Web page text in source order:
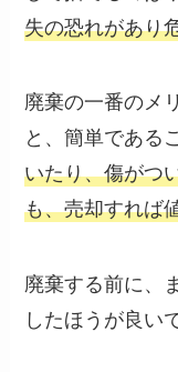
失の恐れがあり
廃棄の一番のメ
と、簡単である
いたり、傷がつ
も、売却すれば
廃棄する前に、
したほうが良い